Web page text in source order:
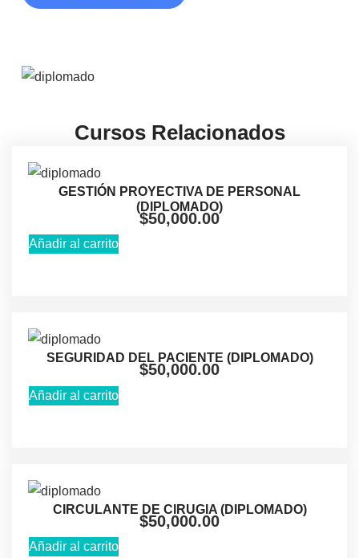
Cursos Relacionados
GESTIÓN PROYECTIVA DE PERSONAL
(DIPLOMADO)
$50,000.00
Añadir al carrito
SEGURIDAD DEL PACIENTE (DIPLOMADO)
$50,000.00
Añadir al carrito
CIRCULANTE DE CIRUGIA (DIPLOMADO)
$50,000.00
Añadir al carrito